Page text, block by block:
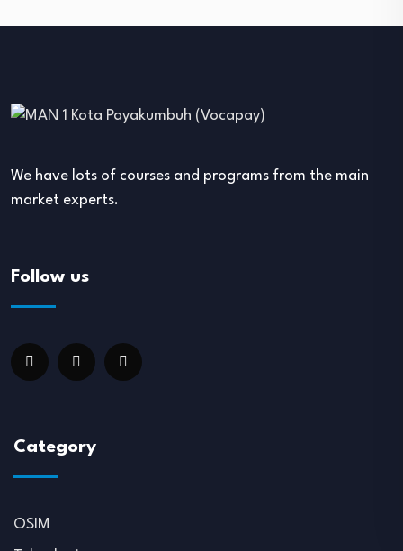
We have lots of courses and programs from the main
market experts.
Follow us
Category
OSIM